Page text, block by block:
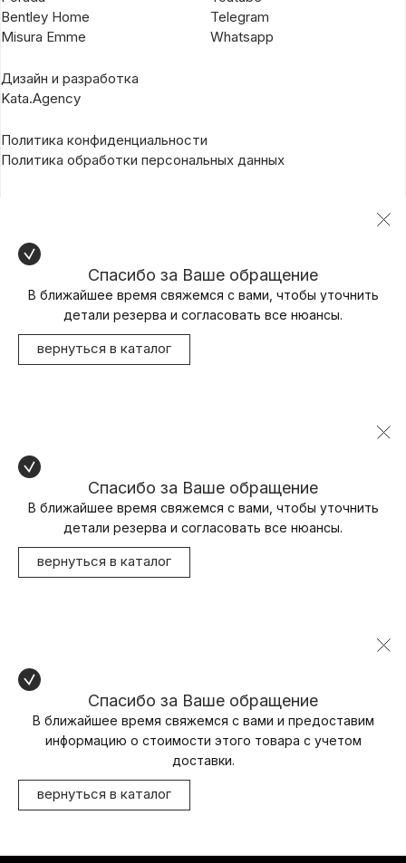
Bentley Home
Misura Emme
Telegram
Whatsapp
Дизайн и разработка
Kata.Agency
Политика конфиденциальности
Политика обработки персональных данных
Спасибо за Ваше обращение
В ближайшее время свяжемся с вами, чтобы уточнить
детали резерва и согласовать все нюансы.
вернуться в каталог
Спасибо за Ваше обращение
В ближайшее время свяжемся с вами, чтобы уточнить
детали резерва и согласовать все нюансы.
вернуться в каталог
Спасибо за Ваше обращение
В ближайшее время свяжемся с вами и предоставим
информацию о стоимости этого товара с учетом
доставки.
вернуться в каталог